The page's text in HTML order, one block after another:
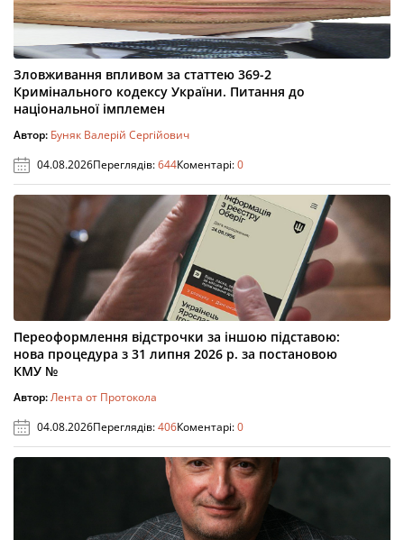
Зловживання впливом за статтею 369-2
Кримінального кодексу України. Питання до
національної імплемен
Автор: Буняк Валерій Сергійович
04.08.2026Переглядів:644Коментарі:0
Переоформлення відстрочки за іншою підставою:
нова процедура з 31 липня 2026 р. за постановою
КМУ №
Автор:Лента от Протокола
04.08.2026Переглядів:406Коментарі:0